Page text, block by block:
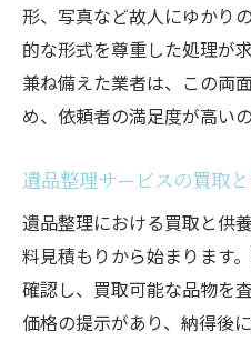
形、写真など故人にゆかり
的な形式を尊重した処理が
兼ね備えた業者は、この両
め、依頼者の満足度が高い
遺品整理サービスの買取
遺品整理における買取と供
料見積もりから始まります
確認し、買取可能な品物を
価格の提示があり、納得後